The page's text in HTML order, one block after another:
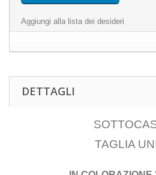
Aggiungi alla lista dei desideri
DETTAGLI
TAGLIA